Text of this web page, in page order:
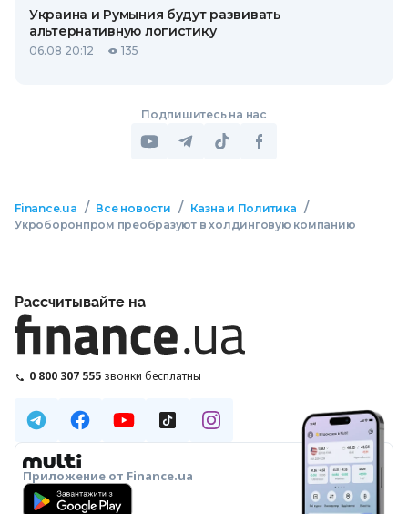
Украина и Румыния будут развивать
альтернативную логистику
06.08 20:12 135
Подпишитесь на нас
Finance.ua / Все новости / Казна и Политика /
Укроборонпром преобразуют в холдинговую компанию
Рассчитывайте на
0 800 307 555 звонки бесплатны
Приложение от Finance.ua